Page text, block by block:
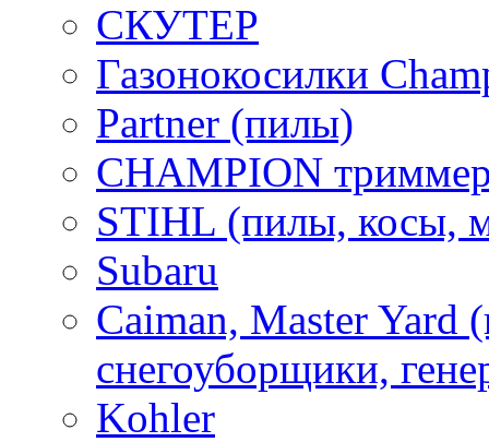
СКУТЕР
Газонокосилки
Partner (пилы)
CHAMPION
STIHL (пилы, косы,
Subaru
Caiman, Master Yard
снегоуборщики,
Kohler